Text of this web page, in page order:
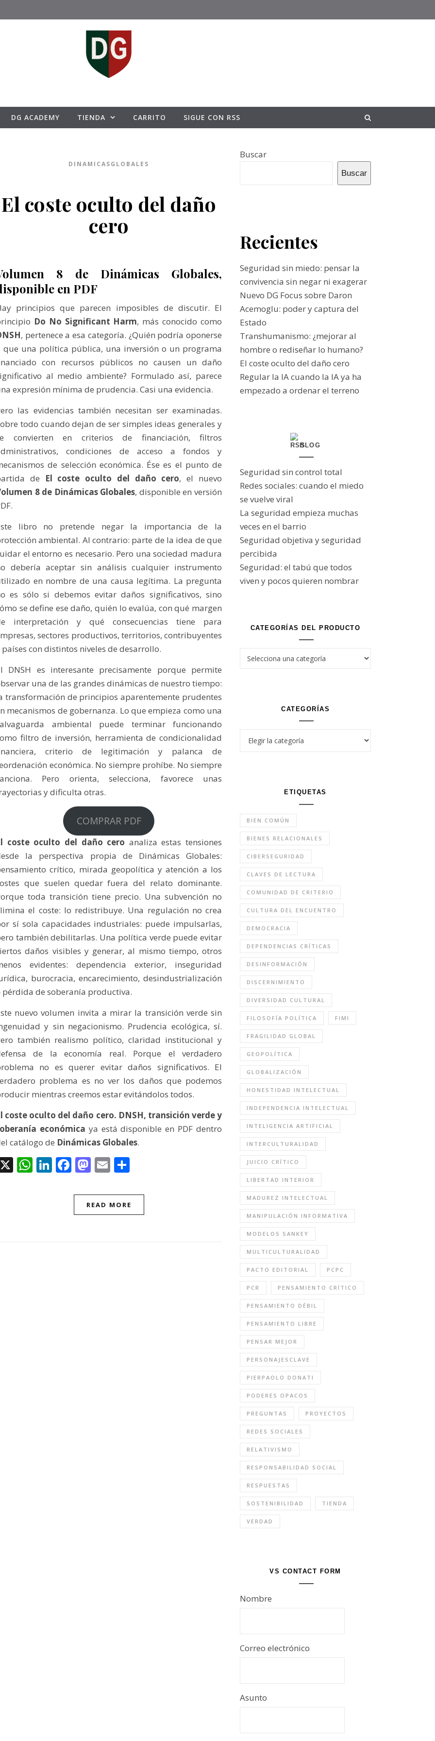
DG ACADEMY TIENDA CARRITO SIGUE CON RSS
DINAMICASGLOBALES
El coste oculto del daño
cero
8 de Dinámicas Globales,
en PDF
principios que parecen imposibles de discutir. El
Do No Significant Harm, más conocido como
, pertenece a esa categoría. ¿Quién podría oponerse
que una política pública, una inversión o un programa
con recursos públicos no causen un daño
al medio ambiente? Formulado así, parece
expresión mínima de prudencia. Casi una evidencia.
las evidencias también necesitan ser examinadas.
todo cuando dejan de ser simples ideas generales y
convierten en criterios de financiación, filtros
condiciones de acceso a fondos y
de selección económica. Ése es el punto de
de
El coste oculto del daño cero, el nuevo
8 de Dinámicas Globales, disponible en versión
libro no pretende negar la importancia de la
ambiental. Al contrario: parte de la idea de que
el entorno es necesario. Pero una sociedad madura
debería aceptar sin análisis cualquier instrumento
en nombre de una causa legítima. La pregunta
es sólo si debemos evitar daños significativos, sino
se define ese daño, quién lo evalúa, con qué margen
interpretación y qué consecuencias tiene para
sectores productivos, territorios, contribuyentes
países con distintos niveles de desarrollo.
DNSH es interesante precisamente porque permite
una de las grandes dinámicas de nuestro tiempo:
transformación de principios aparentemente prudentes
mecanismos de gobernanza. Lo que empieza como una
ambiental puede terminar funcionando
filtro de inversión, herramienta de condicionalidad
criterio de legitimación y palanca de
económica. No siempre prohíbe. No siempre
Pero orienta, selecciona, favorece unas
y dificulta otras.
COMPRAR PDF
coste oculto del daño cero analiza estas tensiones
la perspectiva propia de Dinámicas Globales:
crítico, mirada geopolítica y atención a los
que suelen quedar fuera del relato dominante.
toda transición tiene precio. Una subvención no
el coste: lo redistribuye. Una regulación no crea
sí sola capacidades industriales: puede impulsarlas,
también debilitarlas. Una política verde puede evitar
daños visibles y generar, al mismo tiempo, otros
evidentes: dependencia exterior, inseguridad
burocracia, encarecimiento, desindustrialización
pérdida de soberanía productiva.
nuevo volumen invita a mirar la transición verde sin
y sin negacionismo. Prudencia ecológica, sí.
también realismo político, claridad institucional y
de la economía real. Porque el verdadero
no es querer evitar daños significativos. El
problema es no ver los daños que podemos
mientras creemos estar evitándolos todos.
coste oculto del daño cero. DNSH, transición verde y
económica ya está disponible en PDF dentro
catálogo de Dinámicas Globales.
X WhatsApp
LinkedIn
Facebook
Mastodon
Email
READ MORE
Buscar
Buscar
Recientes
Seguridad sin miedo: pensar la
convivencia sin negar ni exagerar
Nuevo DG Focus sobre Daron
Acemoglu: poder y captura del
Estado
Transhumanismo: ¿mejorar al
hombre o rediseñar lo humano?
El coste oculto del daño cero
Regular la IA cuando la IA ya ha
empezado a ordenar el terreno
BLOG
Seguridad sin control total
Redes sociales: cuando el miedo
se vuelve viral
La seguridad empieza muchas
veces en el barrio
Seguridad objetiva y seguridad
percibida
Seguridad: el tabú que todos
viven y pocos quieren nombrar
CATEGORÍAS DEL PRODUCTO
CATEGORÍAS
Categorías
ETIQUETAS
BIEN COMÚN
BIENES RELACIONALES
CIBERSEGURIDAD
CLAVES DE LECTURA
COMUNIDAD DE CRITERIO
CULTURA DEL ENCUENTRO
DEMOCRACIA
DEPENDENCIAS CRÍTICAS
DESINFORMACIÓN
DISCERNIMIENTO
DIVERSIDAD CULTURAL
FILOSOFÍA POLÍTICA FIMI
FRAGILIDAD GLOBAL
GEOPOLÍTICA
GLOBALIZACIÓN
HONESTIDAD INTELECTUAL
INDEPENDENCIA INTELECTUAL
INTELIGENCIA ARTIFICIAL
INTERCULTURALIDAD
JUICIO CRÍTICO
LIBERTAD INTERIOR
MADUREZ INTELECTUAL
MANIPULACIÓN INFORMATIVA
MODELOS SANKEY
MULTICULTURALIDAD
PACTO EDITORIAL PCPC
PCR PENSAMIENTO CRÍTICO
PENSAMIENTO DÉBIL
PENSAMIENTO LIBRE
PENSAR MEJOR
PERSONAJESCLAVE
PIERPAOLO DONATI
PODERES OPACOS
PREGUNTAS PROYECTOS
REDES SOCIALES
RELATIVISMO
RESPONSABILIDAD SOCIAL
RESPUESTAS
SOSTENIBILIDAD TIENDA
VERDAD
VS CONTACT FORM
Nombre
Correo electrónico
Asunto